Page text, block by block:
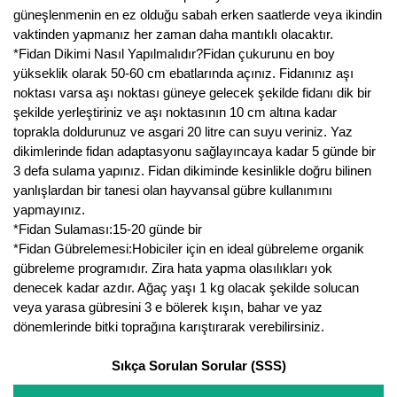
güneşlenmenin en ez olduğu sabah erken saatlerde veya ikindin
vaktinden yapmanız her zaman daha mantıklı olacaktır.
*Fidan Dikimi Nasıl Yapılmalıdır?Fidan çukurunu en boy
yükseklik olarak 50-60 cm ebatlarında açınız. Fidanınız aşı
noktası varsa aşı noktası güneye gelecek şekilde fidanı dik bir
şekilde yerleştiriniz ve aşı noktasının 10 cm altına kadar
toprakla doldurunuz ve asgari 20 litre can suyu veriniz. Yaz
dikimlerinde fidan adaptasyonu sağlayıncaya kadar 5 günde bir
3 defa sulama yapınız. Fidan dikiminde kesinlikle doğru bilinen
yanlışlardan bir tanesi olan hayvansal gübre kullanımını
yapmayınız.
*Fidan Sulaması:15-20 günde bir
*Fidan Gübrelemesi:Hobiciler için en ideal gübreleme organik
gübreleme programıdır. Zira hata yapma olasılıkları yok
denecek kadar azdır. Ağaç yaşı 1 kg olacak şekilde solucan
veya yarasa gübresini 3 e bölerek kışın, bahar ve yaz
dönemlerinde bitki toprağına karıştırarak verebilirsiniz.
Sıkça Sorulan Sorular (SSS)